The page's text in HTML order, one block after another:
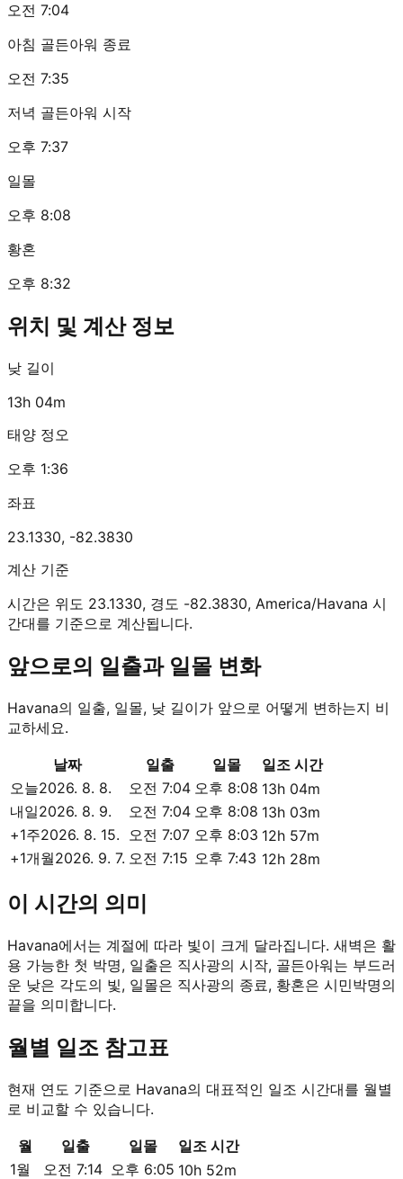
오전 7:04
아침 골든아워 종료
오전 7:35
저녁 골든아워 시작
오후 7:37
일몰
오후 8:08
황혼
오후 8:32
위치 및 계산 정보
낮 길이
13h 04m
태양 정오
오후 1:36
좌표
23.1330, -82.3830
계산 기준
시간은 위도 23.1330, 경도 -82.3830, America/Havana 시
간대를 기준으로 계산됩니다.
앞으로의 일출과 일몰 변화
Havana의 일출, 일몰, 낮 길이가 앞으로 어떻게 변하는지 비
교하세요.
날짜 일출 일몰
일조 시간
오늘2026. 8. 8. 오전 7:04 오후 8:08 13h 04m
내일2026. 8. 9. 오전 7:04 오후 8:08 13h 03m
+1주2026. 8. 15. 오전 7:07 오후 8:03 12h 57m
+1개월2026. 9. 7. 오전 7:15 오후 7:43 12h 28m
이 시간의 의미
Havana에서는 계절에 따라 빛이 크게 달라집니다. 새벽은 활
용 가능한 첫 박명, 일출은 직사광의 시작, 골든아워는 부드러
운 낮은 각도의 빛, 일몰은 직사광의 종료, 황혼은 시민박명의
끝을 의미합니다.
월별 일조 참고표
현재 연도 기준으로 Havana의 대표적인 일조 시간대를 월별
로 비교할 수 있습니다.
월 일출 일몰
일조 시간
1월
오전 7:14 오후 6:05 10h 52m